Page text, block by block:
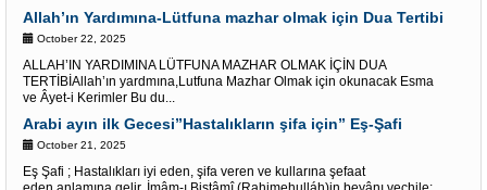
Allah’ın Yardımına-Lütfuna mazhar olmak için Dua Tertibi
October 22, 2025
ALLAH’IN YARDIMINA LÜTFUNA MAZHAR OLMAK İÇİN DUA
TERTİBİAllah’ın yardmına,Lutfuna Mazhar Olmak için okunacak Esma
ve Âyet-i Kerimler Bu du...
Arabi ayın ilk Gecesi”Hastalıkların şifa için” Eş-Şafi
October 21, 2025
Eş Şafi ; Hastalıkları iyi eden, şifa veren ve kullarına şefaat